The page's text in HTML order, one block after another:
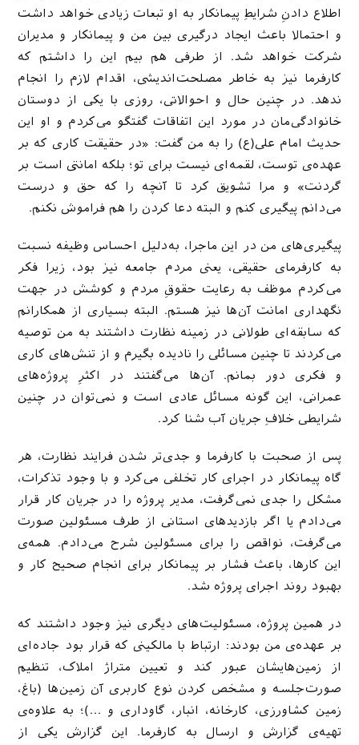
اطلاع دادنِ شرایطِ پیمانکار به او تبعات زیادی خواهد داشت
و احتمالا باعث ایجاد درگیری بین من و پیمانکار و مدیران
شرکت خواهد شد. از طرفی هم بیم این را داشتم که
کارفرما نیز به خاطر مصلحت‌اندیشی‌، اقدام لازم را انجام
ندهد. در چنین حال و احوالاتی، روزی با یکی از دوستان
خانوادگی‌مان در مورد این اتفاقات گفتگو می‌کردم و او این
حدیث امام علی(ع) را به من ‌گفت: «در حقیقت کاری که بر
عهده‌ی توست، لقمه‌ای نیست برای تو؛ بلکه امانتی است بر
گردنت» و مرا تشویق کرد تا آنچه را که حق و درست
می‌دانم پیگیری کنم و البته دعا کردن را هم فراموش نکنم.
پیگیری‌های من در این ماجرا، به‌دلیل احساس وظیفه‌ نسبت
به کارفرمای حقیقی، یعنی مردم جامعه نیز بود، زیرا فکر
می‌کردم موظف به رعایت حقوقِ مردم و کوشش در جهت
نگهداری امانت آن‌ها نیز هستم. البته بسیاری از همکارانم
که سابقه‌ای طولانی در زمینه نظارت داشتند به من توصیه
می‌کردند تا چنین مسائلی را نادیده بگیرم و از تنش‌های کاری
و فکری دور بمانم. آن‌‌ها می‌گفتند در اکثرِ پروژه‌های
عمرانی، این گونه مسائل عادی است و نمی‌توان در چنین
شرایطی خلافِ جریان آب شنا کرد.
پس از صحبت با کارفرما و جدی‌تر شدن فرایند نظارت، هر
گاه پیمانکار در اجرای کار تخلفی می‌کرد و با وجود تذکرات،
مشکل را جدی نمی‌گرفت، مدیر پروژه را در جریان کار قرار
می‌دادم یا اگر بازدیدهای استانی از طرف مسئولین صورت
می‌گرفت، نواقص را برای مسئولین شرح می‌دادم. همه‌ی
این کارها، باعث فشار بر پیمانکار برای انجام صحیح کار و
بهبود روند اجرای پروژه ‌شد.
در همین پروژه، مسئولیت‌های دیگری نیز وجود داشتند که
بر عهده‌ی من بودند: ارتباط با مالکینی که قرار بود جاده‌ای
از زمین‌هایشان عبور کند و تعیین متراژ املاک، تنظیم
صورت‌جلسه و مشخص کردن نوع کاربری آن زمین‌ها (باغ،
زمین کشاورزی، کارخانه، انبار، گاوداری و …)؛ به علاوه‌ی
تهیه‌ی گزارش و ارسال به کارفرما. این گزارش یکی از